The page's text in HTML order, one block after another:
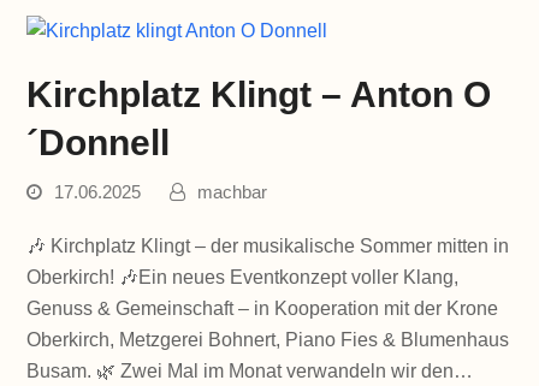
Kirchplatz Klingt – Anton O
´Donnell
17.06.2025 machbar
🎶 Kirchplatz Klingt – der musikalische Sommer mitten in
Oberkirch! 🎶Ein neues Eventkonzept voller Klang,
Genuss & Gemeinschaft – in Kooperation mit der Krone
Oberkirch, Metzgerei Bohnert, Piano Fies & Blumenhaus
Busam. 🌿 Zwei Mal im Monat verwandeln wir den…